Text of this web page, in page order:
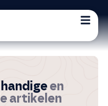
en
artikelen